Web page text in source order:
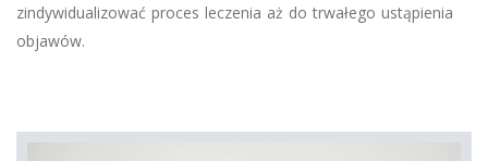
zindywidualizować proces leczenia aż do trwałego ustąpienia
objawów.